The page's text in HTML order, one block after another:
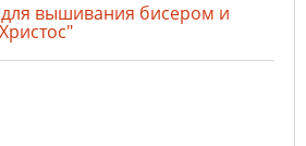
для вышивания бисером и